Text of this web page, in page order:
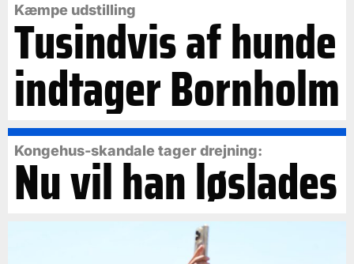
Kæmpe udstilling
Tusindvis af hunde
indtager Bornholm
Kongehus-skandale tager drejning:
Nu vil han løslades